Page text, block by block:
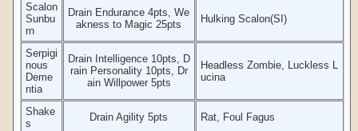
Scalon
Sunbu
rn
Drain Endurance 4pts, We
akness to Magic 25pts
Hulking Scalon(SI)
Serpigi
nous
Deme
ntia
Drain Intelligence 10pts, D
rain Personality 10pts, Dr
ain Willpower 5pts
Headless Zombie, Luckless L
ucina
Shake
s
Drain Agility 5pts Rat, Foul Fagus